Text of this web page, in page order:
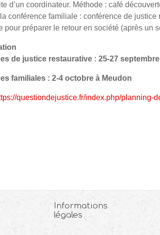
d’un coordinateur. Méthode : café
conférence familiale : conférence de justice
pour préparer le retour en société (après un
de justice restaurative : 25-27
familiales : 2-4 octobre à Meudon
questiondejustice.fr/index.php/planning-
Informations
légales